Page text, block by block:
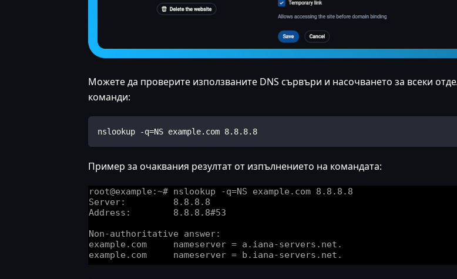
Можете да проверите използваните DNS сървъри и насочването за всеки
команди:
nslookup -q=NS example.com 8.8.8.8
Пример за очаквания резултат от изпълнението на командата: